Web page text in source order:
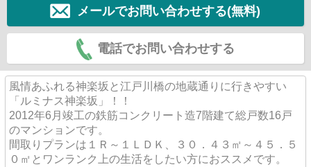
メールでお問い合わせする(無料)
電話でお問い合わせする
風情あふれる神楽坂と江戸川橋の地蔵通りに行きやすい
「ルミナス神楽坂」！！
2012年6月竣工の鉄筋コンクリート造7階建て総戸数16戸
のマンションです。
間取りプランは１Ｒ～１ＬＤＫ、３０．４３㎡～４５．５
０㎡とワンランク上の生活をしたい方におススメです。